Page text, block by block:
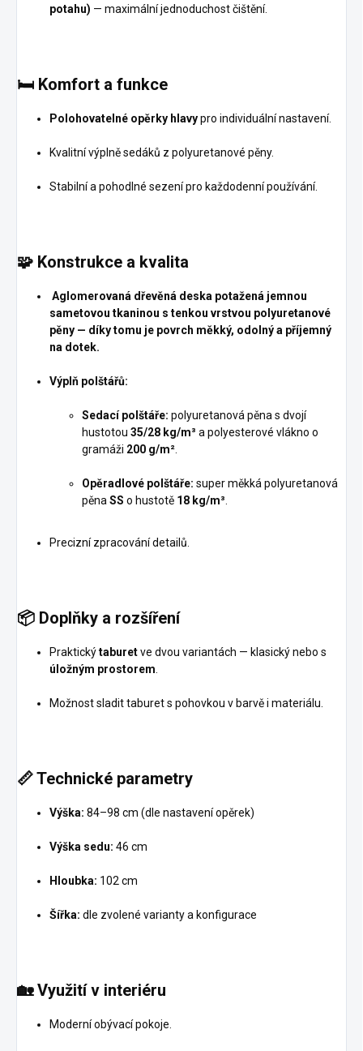
potahu) — maximální jednoduchost čištění.
🛏️ Komfort a funkce
Polohovatelné opěrky hlavypro individuální nastavení.
Kvalitní výplně sedáků z polyuretanové pěny.
Stabilní a pohodlné sezení pro každodenní používání.
🧩 Konstrukce a kvalita
Aglomerovaná dřevěná deska potažená jemnou
sametovou tkaninou s tenkou vrstvou polyuretanové
pěny — díky tomu je povrch měkký, odolný a příjemný
na dotek.
Výplň polštářů:
Sedací polštáře: polyuretanová pěna s dvojí
hustotou 35/28 kg/m³ a polyesterové vlákno o
gramáži 200 g/m².
Opěradlové polštáře: super měkká polyuretanová
pěnaSS o hustotě 18 kg/m³.
Precizní zpracování detailů.
📦 Doplňky a rozšíření
Praktickýtaburetve dvou variantách — klasický nebo s
úložným prostorem.
Možnost sladit taburet s pohovkou v barvě i materiálu.
📏Technické parametry
Výška: 84–98 cm (dle nastavení opěrek)
Výška sedu: 46 cm
Hloubka: 102 cm
Šířka: dle zvolené varianty a konfigurace
🏡Využití v interiéru
Moderní obývací pokoje.